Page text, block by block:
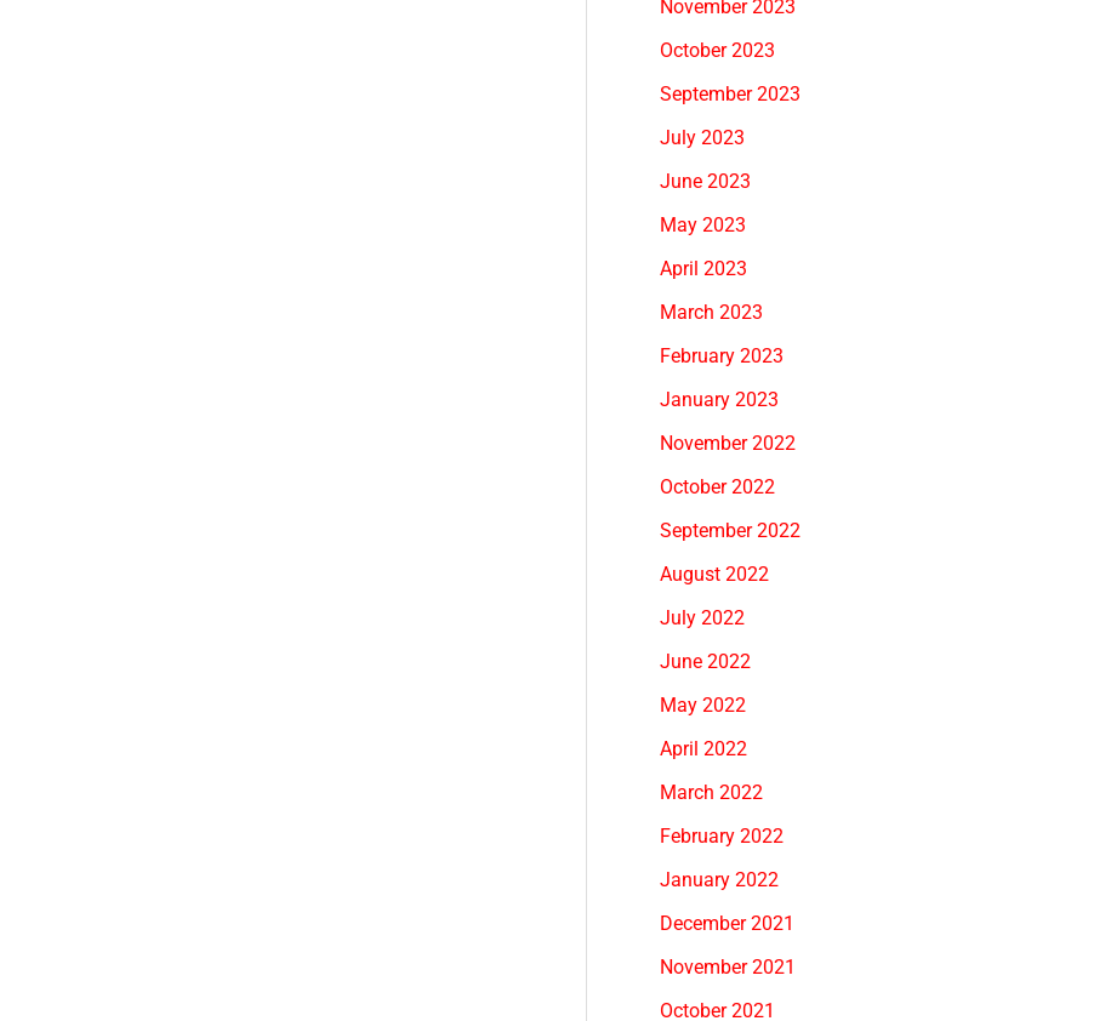
November 2023
October 2023
September 2023
July 2023
June 2023
May 2023
April 2023
March 2023
February 2023
January 2023
November 2022
October 2022
September 2022
August 2022
July 2022
June 2022
May 2022
April 2022
March 2022
February 2022
January 2022
December 2021
November 2021
October 2021